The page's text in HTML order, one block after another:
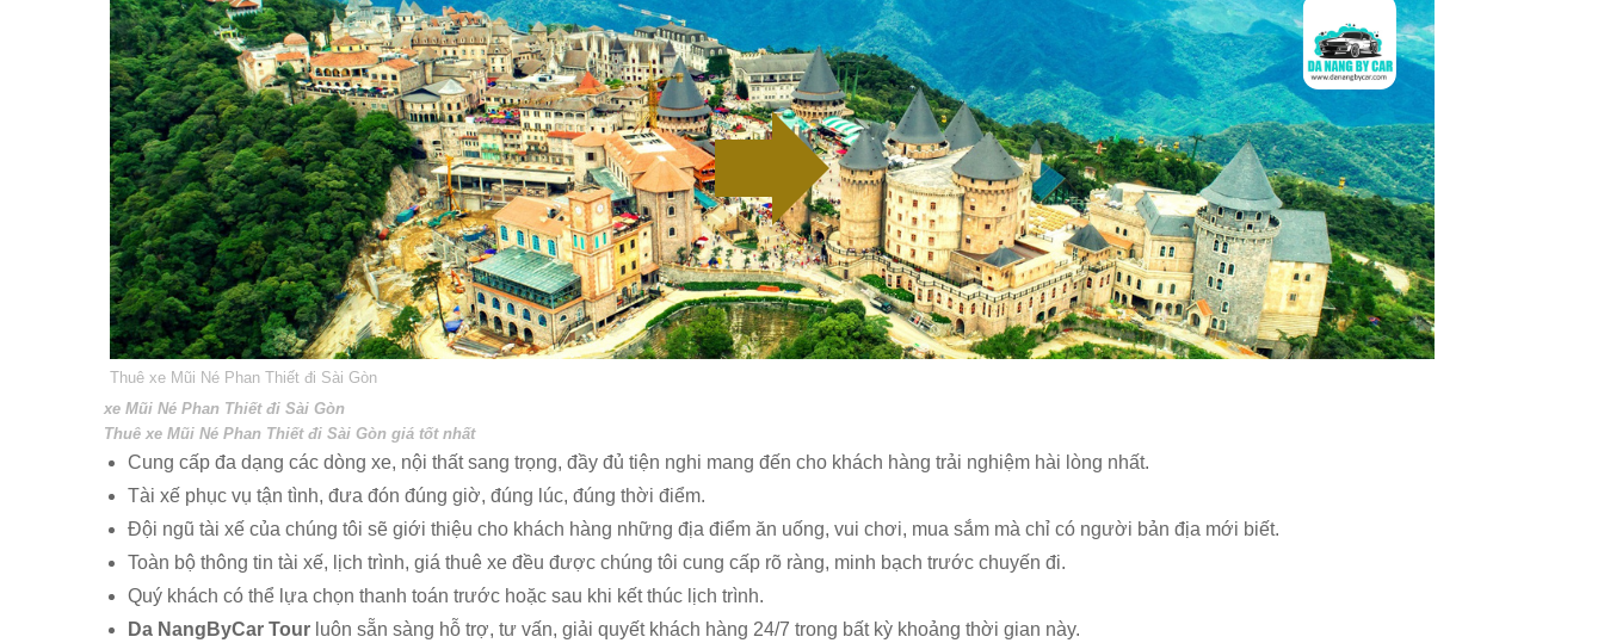
Thuê xe Mũi Né Phan Thiết đi Sài Gòn
xe Mũi Né Phan Thiết đi Sài Gòn
Thuê xe Mũi Né Phan Thiết đi Sài Gòn giá tốt nhất
Cung cấp đa dạng các dòng xe, nội thất sang trọng, đầy đủ tiện nghi mang đến cho khách hàng trải nghiệm hài lòng nhất.
Tài xế phục vụ tận tình, đưa đón đúng giờ, đúng lúc, đúng thời điểm.
Đội ngũ tài xế của chúng tôi sẽ giới thiệu cho khách hàng những địa điểm ăn uống, vui chơi, mua sắm mà chỉ có người bản địa mới biết.
Toàn bộ thông tin tài xế, lịch trình, giá thuê xe đều được chúng tôi cung cấp rõ ràng, minh bạch trước chuyến đi.
Quý khách có thể lựa chọn thanh toán trước hoặc sau khi kết thúc lịch trình.
Da NangByCar Tour luôn sẵn sàng hỗ trợ, tư vấn, giải quyết khách hàng 24/7 trong bất kỳ khoảng thời gian này.